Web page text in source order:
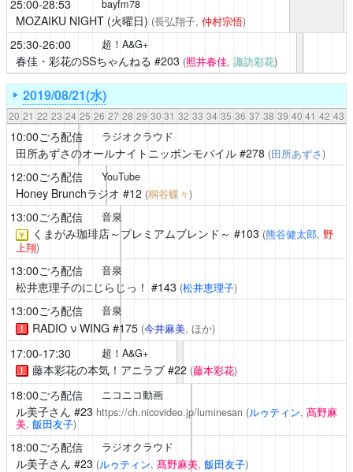
25:00-28:53 bayfm78
MOZAIKU NIGHT (火曜日) (長弘翔子, 仲村宗悟)
25:30-26:00 超！A&G+
春佳・彩花のSSちゃんねる #203 (照井春佳, 諏訪彩花)
2019/08/21(水)
20 21 22 23 24 25 26 27 28 29 30 31 32 33 34 35 36 37 38 39 40 41 42 43
10:00ごろ配信 ラジオクラウド
田所あずさのオールナイトニッポンモバイル#278 (田所あずさ)
12:00ごろ配信 YouTube
Honey Brunchラジオ #12 (桐谷蝶々)
13:00ごろ配信 音泉
￥ くまがみ珈琲店～プレミアムブレンド～ #103 (熊谷健太郎, 野
上翔)
13:00ごろ配信 音泉
松井恵理子のにじらじっ！ #143 (松井恵理子)
13:00ごろ配信 音泉
！ RADIO ν WING #175 (今井麻美, ほか)
17:00-17:30 超！A&G+
！ 藤本彩花の本気！アニラブ#22 (藤本彩花)
18:00ごろ配信 ニコニコ動画
ル美子さん #23 https://ch.nicovideo.jp/luminesan (ルゥティン, 髙野麻
美, 飯田友子)
18:00ごろ配信 ラジオクラウド
ル美子さん #23 (ルゥティン, 髙野麻美, 飯田友子)